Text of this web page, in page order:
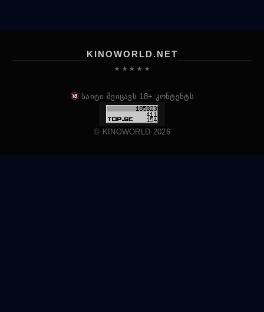
KINOWORLD.NET
★ ★ ★ ★ ★
საიტი შეიცავს 18+ კონტენტს
© KINOWORLD 2026